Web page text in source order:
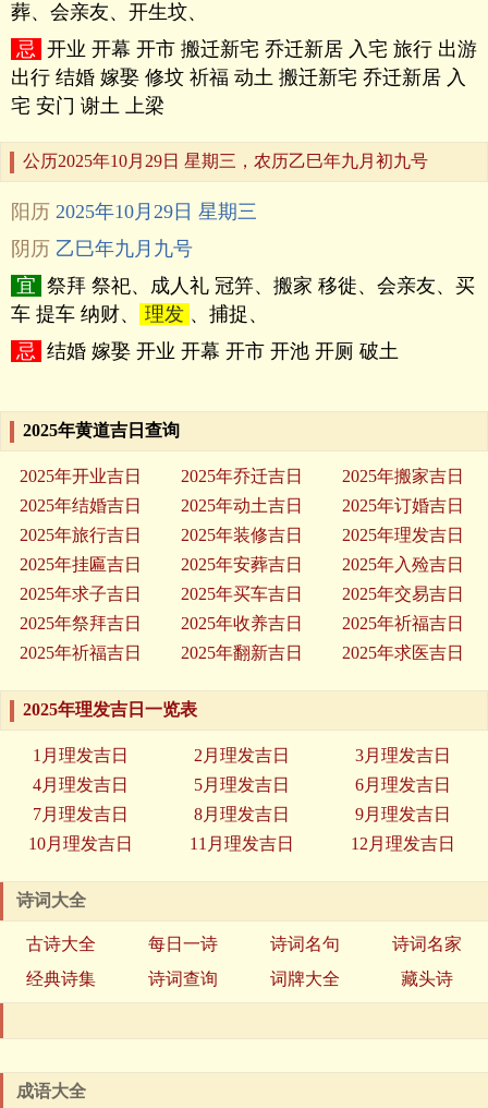
葬、会亲友、开生坟、
忌 开业 开幕 开市 搬迁新宅 乔迁新居 入宅 旅行 出游
出行 结婚 嫁娶 修坟 祈福 动土 搬迁新宅 乔迁新居 入
宅 安门 谢土 上梁
公历2025年10月29日 星期三，农历乙巳年九月初九号
阳历 2025年10月29日 星期三
阴历 乙巳年九月九号
宜 祭拜 祭祀、成人礼 冠笄、搬家 移徙、会亲友、买
车 提车 纳财、
理发 、捕捉、
忌 结婚 嫁娶 开业 开幕 开市 开池 开厕 破土
2025年黄道吉日查询
2025年开业吉日 2025年乔迁吉日
2025年搬家吉日
2025年结婚吉日
2025年动土吉日
2025年订婚吉日
2025年旅行吉日
2025年装修吉日
2025年理发吉日
2025年挂匾吉日
2025年安葬吉日
2025年入殓吉日
2025年求子吉日
2025年买车吉日
2025年交易吉日
2025年祭拜吉日
2025年收养吉日
2025年祈福吉日
2025年祈福吉日
2025年翻新吉日 2025年求医吉日
2025年理发吉日一览表
1月理发吉日 2月理发吉日
3月理发吉日
4月理发吉日
5月理发吉日
6月理发吉日
7月理发吉日
8月理发吉日
9月理发吉日
10月理发吉日
11月理发吉日 12月理发吉日
诗词大全
古诗大全 每日一诗 诗词名句
诗词名家
经典诗集
诗词查询 词牌大全 藏头诗
成语大全